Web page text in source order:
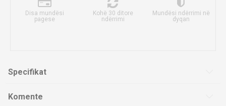
Disa mundësi
pagese
Kohë 30 ditore
ndërrimi
Mundësi ndërrimi në
dyqan
Specifikat
Komente